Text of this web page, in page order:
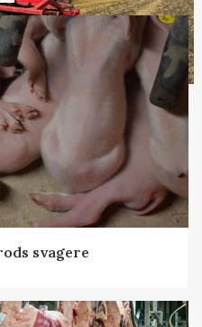
svagere